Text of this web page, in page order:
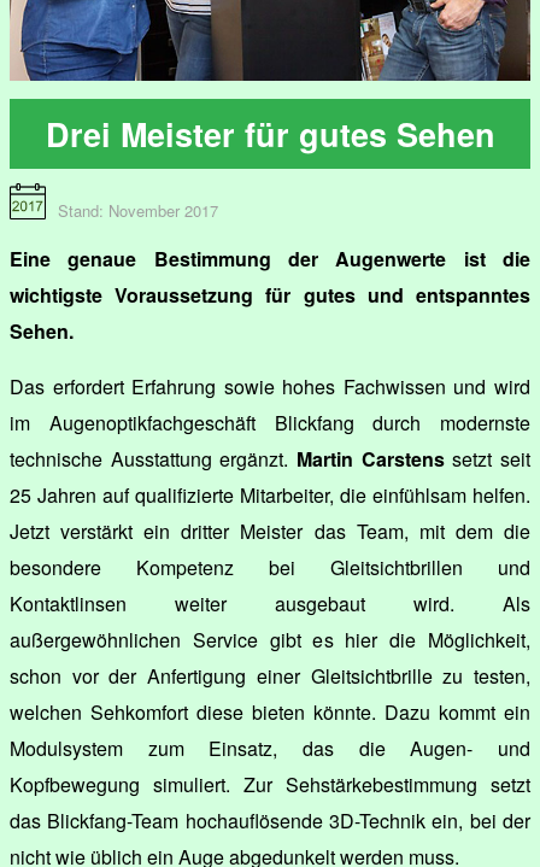
Drei Meister für gutes Sehen
Stand: November 2017
Eine genaue Bestimmung der Augenwerte ist die
wichtigste Voraussetzung für gutes und entspanntes
Sehen.
Das erfordert Erfahrung sowie hohes Fachwissen und wird
im Augenoptikfachgeschäft Blickfang durch modernste
technische Ausstattung ergänzt. Martin Carstenssetzt seit
25 Jahren auf qualifizierte Mitarbeiter, die einfühlsam helfen.
Jetzt verstärkt ein dritter Meister das Team, mit dem die
besondere Kompetenz bei Gleitsichtbrillen und
Kontaktlinsen weiter ausgebaut wird. Als
außergewöhnlichen Service gibt es hier die Möglichkeit,
schon vor der Anfertigung einer Gleitsichtbrille zu testen,
welchen Sehkomfort diese bieten könnte. Dazu kommt ein
Modulsystem zum Einsatz, das die Augen- und
Kopfbewegung simuliert. Zur Sehstärkebestimmung setzt
das Blickfang-Team hochauflösende 3D-Technik ein, bei der
nicht wie üblich ein Auge abgedunkelt werden muss.